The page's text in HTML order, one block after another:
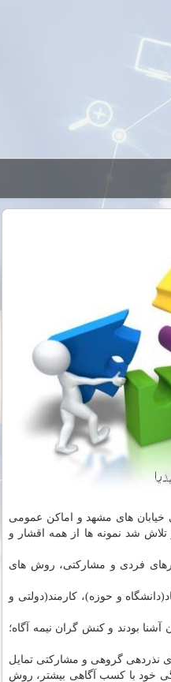
خیابان های مشهد و اماکن عمومی
مصاحبه انجام گرفت و تلاش شد نمونه ها از همه اقشار و
فردی و مشارکتی، روش های
پزشک، استاد(دانشگاه و حوزه)، کارمند(دولتی و
آشنا بودند و کنش گران نیمه آگاه؛
نذردهی گروهی و مشارکتی تمایل
خود با کسب آگاهی بیشتر، روش